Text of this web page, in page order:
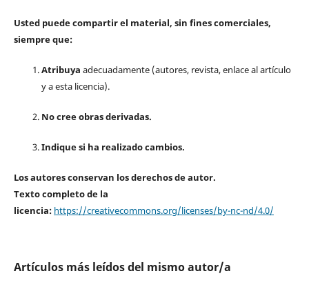
Usted puede compartir el material, sin fines comerciales,
siempre que:
Atribuya adecuadamente (autores, revista, enlace al artículo
y a esta licencia).
No cree obras derivadas.
Indique si ha realizado cambios.
Los autores conservan los derechos de autor.
Texto completo de la
licencia: https://creativecommons.org/licenses/by-nc-nd/4.0/
Artículos más leídos del mismo autor/a